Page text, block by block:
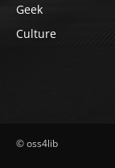
Geek
Culture
© oss4lib